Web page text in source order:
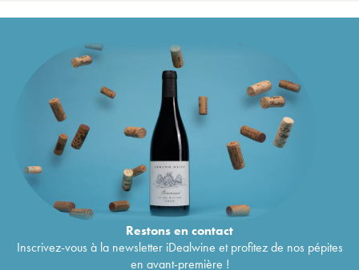
Restons encontact
Inscrivez-vous à la newsletter iDealwine et profitez de nos pépites
en avant-première !